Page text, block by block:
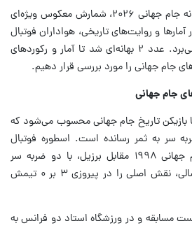
تحریریه ورزشی ایرنا در آستانه جام جهانی ۲۰۲۶، شمارش معکوس ویژه‌ای
آمارها و روایت‌های تاریخی، هواداران فوتبال
را به گذشته این رقابت‌ها می‌برد. عدد ۲ بهانه‌ای شد تا آمار و رکوردهای
جام جهانی را مورد بررسی قرار دهیم.
جام جهانی
بازیکن تاریخ جام جهانی محسوب می‌شود که
سر به ثمر رسانده است. اسطوره فوتبال
فرانسه در دیدار نهایی جام جهانی ۱۹۹۸ مقابل برزیل، با دو ضربه سر
تماشایی از روی کرنرهای ارسالی، نقش اصلی را در پیروزی ۳ بر ۰ تیمش
مسابقه و در ورزشگاه استاد دو فرانس به